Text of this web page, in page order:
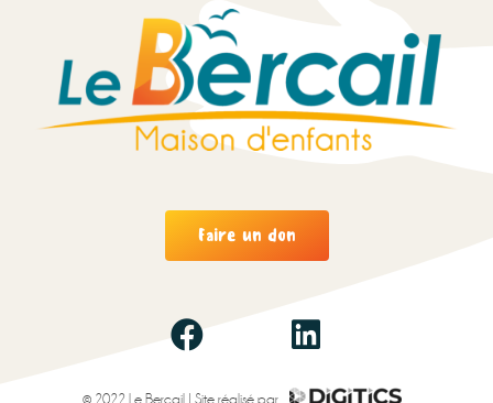
Faire un don
© 2022 Le Bercail | Site réalisé par